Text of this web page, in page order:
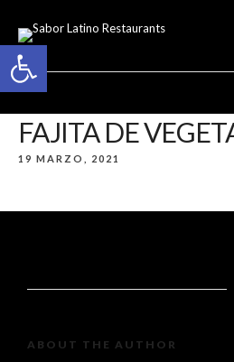
Open toolbar
FAJITA DE
19 MARZO, 2021
ABOUT THE AUTHOR